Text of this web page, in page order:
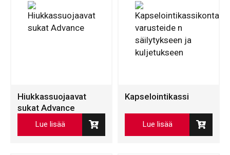
Hiukkassuojaavat
sukat Advance
Lue lisää
Kapselointikassi
Lue lisää